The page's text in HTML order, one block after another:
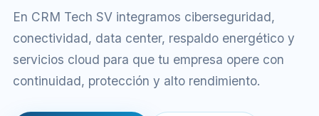
En CRM Tech SV integramos ciberseguridad,
conectividad, data center, respaldo energético y
servicios cloud para que tu empresa opere con
continuidad, protección y alto rendimiento.